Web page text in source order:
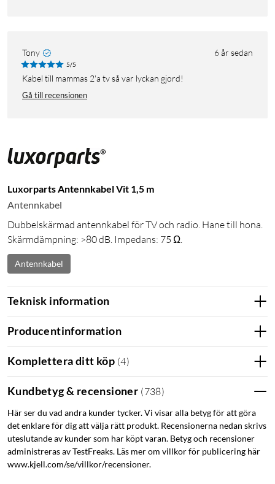
Tony 6 år sedan
5/5
Kabel till mammas 2'a tv så var lyckan gjord!
Gå till recensionen
Luxorparts Antennkabel Vit 1,5 m
Antennkabel
Dubbelskärmad antennkabel för TV och radio. Hane till hona.
Skärmdämpning: >80 dB. Impedans: 75 Ω.
Antennkabel
Teknisk information
Producentinformation
Komplettera ditt köp (4)
Kundbetyg & recensioner (738)
Här ser du vad andra kunder tycker. Vi visar alla betyg för att göra
det enklare för dig att välja rätt produkt. Recensionerna nedan skrivs
uteslutande av kunder som har köpt varan. Betyg och recensioner
administreras av TestFreaks. Läs mer om villkor för publicering här
www.kjell.com/se/villkor/recensioner.